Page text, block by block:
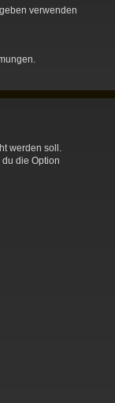
verwenden
werden soll.
die Option